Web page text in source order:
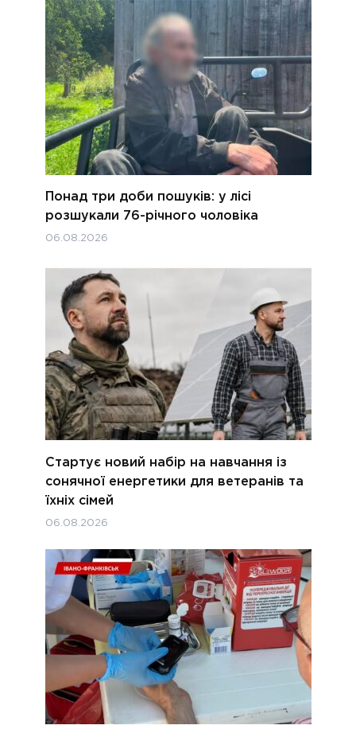
Понад три доби пошуків: у лісі
розшукали 76-річного чоловіка
06.08.2026
Стартує новий набір на навчання із
сонячної енергетики для ветеранів та
їхніх сімей
06.08.2026